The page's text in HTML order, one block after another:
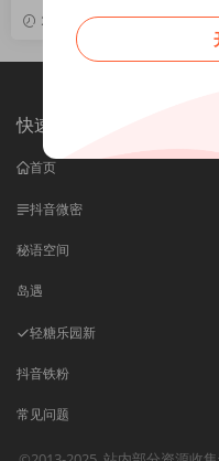
2026-06-22
快速导航
首页
抖音微密
秘语空间
岛遇
轻糖乐园新
抖音铁粉
常见问题